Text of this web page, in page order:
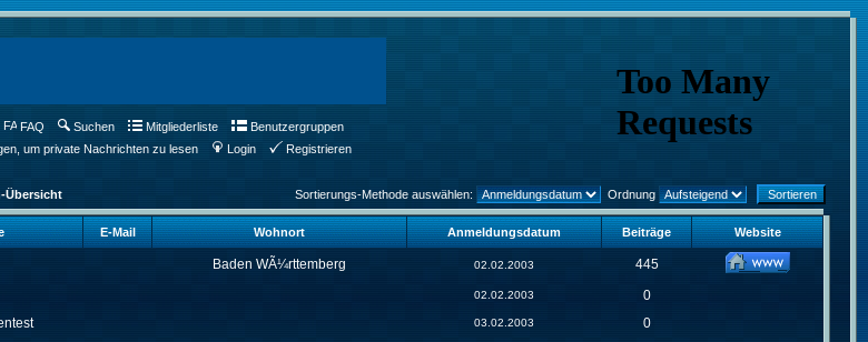
FAQ Suchen Mitgliederliste
Benutzergruppen
um private Nachrichten zu lesen Login Registrieren
Übersicht Sortierungs-Methode auswählen: Ordnung
E-Mail Wohnort Anmeldungsdatum Beiträge Website
Baden WÃ¼rttemberg 02.02.2003
445
02.02.2003
0
03.02.2003
0